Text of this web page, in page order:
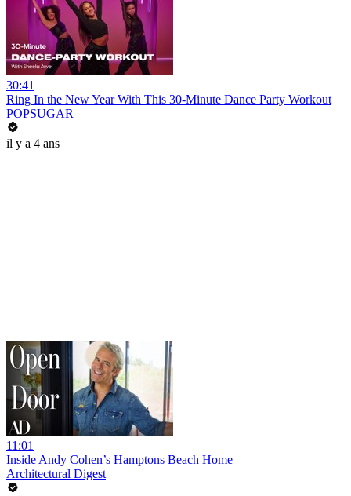
30:41
Ring In the New Year With This 30-Minute Dance Party Workout
POPSUGAR
il y a 4 ans
11:01
Inside Andy Cohen’s Hamptons Beach Home
Architectural Digest